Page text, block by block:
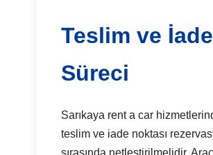
Teslim ve İade
Süreci
Sarıkaya rent a car
teslim ve iade noktası